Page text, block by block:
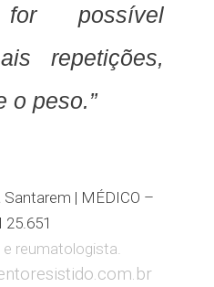
possível
repetições,
o peso.”
| MÉDICO –
25.651
reumatologista.